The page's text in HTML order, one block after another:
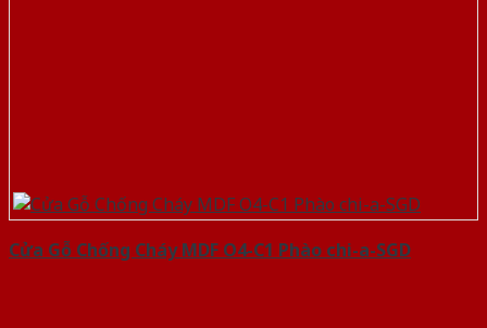
Cửa Gỗ Chống Cháy MDF O4-C1 Phào chi-a-SGD